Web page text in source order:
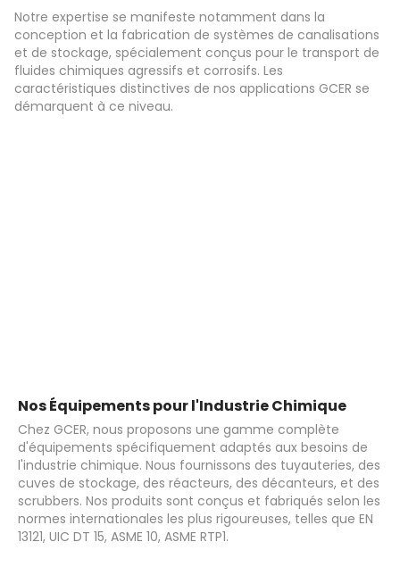
Notre expertise se manifeste notamment dans la
conception et la fabrication de systèmes de canalisations
et de stockage, spécialement conçus pour le transport de
fluides chimiques agressifs et corrosifs. Les
caractéristiques distinctives de nos applications GCER se
démarquent à ce niveau.
Nos Équipements pour l'Industrie Chimique
Chez GCER, nous proposons une gamme complète
d'équipements spécifiquement adaptés aux besoins de
l'industrie chimique. Nous fournissons des tuyauteries, des
cuves de stockage, des réacteurs, des décanteurs, et des
scrubbers. Nos produits sont conçus et fabriqués selon les
normes internationales les plus rigoureuses, telles que EN
13121, UIC DT 15, ASME 10, ASME RTP1.